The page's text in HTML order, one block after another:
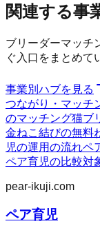
関連する事
ブリーダーマッチ
ぐ入口をまとめて
事業別ハブを見る
つながり・マッチ
のマッチング猫ブ
金ねこ結びの無料
児の運用の流れペ
ペア育児の比較対
pear-ikuji.com
ペア育児